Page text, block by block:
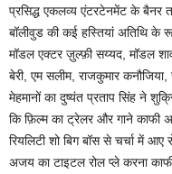
प्रसिद्ध एकलव्य एंटरटेनमेंट के बैनर
बॉलीवुड की कई हस्तियां अतिथि के
मॉडल एक्टर ज़ुल्फ़ी सय्यद, मॉडल
बेरी, एम सलीम, राजकुमार
मेहमानों का दुष्यंत प्रताप सिंह ने
कि फ़िल्म का ट्रेलर और गाने काफी
रियलिटी शो बिग बॉस से चर्चा में आए
अजय का टाइटल रोल प्ले करना